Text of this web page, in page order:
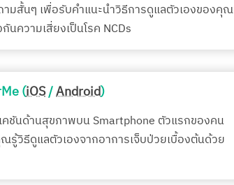
มสั้นๆ เพื่อรับคำแนะนำวิธีการดูแลตัวเองของคุณ
นความเสี่ยงเป็นโรค NCDs
(iOS/Android)
ชันด้านสุขภาพบน Smartphone ตัวแรกของคน
ณรู้วิธีดูแลตัวเองจากอาการเจ็บป่วยเบื้องต้นด้วย